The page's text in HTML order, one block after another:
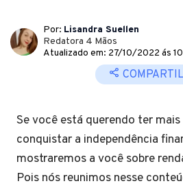
Por: Lisandra Suellen
Redatora 4 Mãos
Atualizado em: 27/10/2022 ás
Se você está querendo ter
conquistar a independência
mostraremos a você sobre
Pois nós reunimos nesse